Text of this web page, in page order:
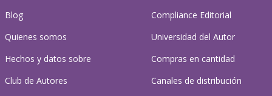
Blog
Quienes somos
Hechos y datos sobre
Club de Autores
Compliance Editorial
Universidad del Autor
Compras en cantidad
Canales de distribución